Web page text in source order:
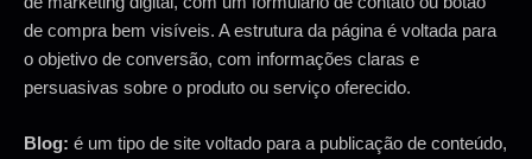
de compra bem visíveis. A estrutura da página é voltada para
o objetivo de conversão, com informações claras e
persuasivas sobre o produto ou serviço oferecido.
Blog: é um tipo de site voltado para a publicação de conteúdo,